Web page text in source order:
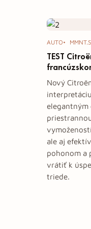
AUTO
TEST
Nový
elegantným
ale aj
pohonom a
vrátiť k
triede.